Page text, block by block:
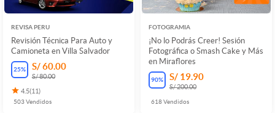
REVISA PERU
Revisión Técnica Para Auto y
Camioneta en Villa Salvador
25% S/ 60.00
S/ 80.00
4.5(11)
503Vendidos
FOTOGRAMIA
¡No lo Podrás Creer! Sesión
Fotográfica o Smash Cake y Más
en Miraflores
90% S/ 19.90
S/ 200.00
618Vendidos